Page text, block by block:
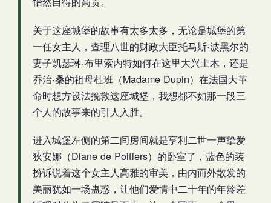
关于这座城堡的故事有太多太多，无论是城堡的第
一任女主人，查理八世的财政大臣托马斯·波黑尔的
妻子凯瑟琳·布里索内特如何在这里大兴土木，还是
乔治·桑的祖母杜班（Madame Dupin）在法国大革
命时想方设法挽救这座城堡，我想都不如那一段三
个人的故事来的引人入胜。
进入城堡左侧的第二间房间就是亨利二世一声挚爱
狄安娜（Diane de Poitiers）的卧室了，蓝色的装
扮诉说着这个女主人高雅的审美，由内而外散发的
美丽犹如一场蛊惑，让他们爱情中二十年的年龄差